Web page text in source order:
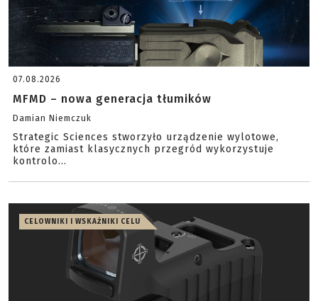
07.08.2026
MFMD – nowa generacja tłumików
Damian Niemczuk
Strategic Sciences stworzyło urządzenie wylotowe,
które zamiast klasycznych przegród wykorzystuje
kontrolo...
CELOWNIKI I WSKAŹNIKI CELU